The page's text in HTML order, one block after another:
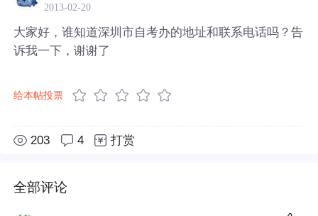
2013-02-20
大家好，谁知道深圳市自考办的地址和联系电话吗？告
诉我一下，谢谢了
给本帖投票
203 4 打赏
全部评论